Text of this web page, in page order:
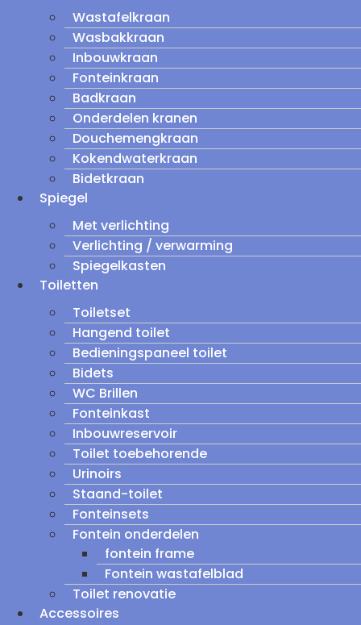
Wastafelkraan
Wasbakkraan
Inbouwkraan
Fonteinkraan
Badkraan
Onderdelen kranen
Douchemengkraan
Kokendwaterkraan
Bidetkraan
Spiegel
Met verlichting
Verlichting / verwarming
Spiegelkasten
Toiletten
Toiletset
Hangend toilet
Bedieningspaneel toilet
Bidets
WC Brillen
Fonteinkast
Inbouwreservoir
Toilet toebehorende
Urinoirs
Staand-toilet
Fonteinsets
Fontein onderdelen
fontein frame
Fontein wastafelblad
Toilet renovatie
Accessoires